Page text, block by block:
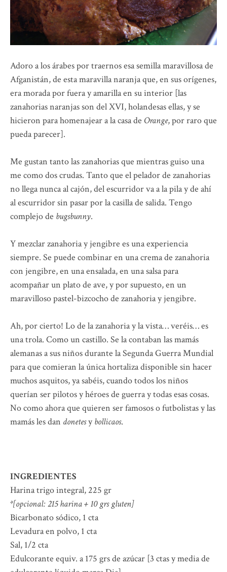
Adoro a los árabes por traernos esa semilla maravillosa de
Afganistán, de esta maravilla naranja que, en sus orígenes,
era morada por fuera y amarilla en su interior [las
zanahorias naranjas son del XVI, holandesas ellas, y se
hicieron para homenajear a la casa de Orange, por raro que
pueda parecer].
Me gustan tanto las zanahorias que mientras guiso una
me como dos crudas. Tanto que el pelador de zanahorias
no llega nunca al cajón, del escurridor va a la pila y de ahí
al escurridor sin pasar por la casilla de salida. Tengo
complejo de bugsbunny.
Y mezclar zanahoria y jengibre es una experiencia
siempre. Se puede combinar en una crema de zanahoria
con jengibre, en una ensalada, en una salsa para
acompañar un plato de ave, y por supuesto, en un
maravilloso pastel-bizcocho de zanahoria y jengibre.
Ah, por cierto! Lo de la zanahoria y la vista… veréis… es
una trola. Como un castillo. Se la contaban las mamás
alemanas a sus niños durante la Segunda Guerra Mundial
para que comieran la única hortaliza disponible sin hacer
muchos asquitos, ya sabéis, cuando todos los niños
querían ser pilotos y héroes de guerra y todas esas cosas.
No como ahora que quieren ser famosos o futbolistas y las
mamás les dan donetesybollicaos.
INGREDIENTES
Harina trigo integral, 225 gr
*[opcional: 215 harina + 10 grs gluten]
Bicarbonato sódico, 1 cta
Levadura en polvo, 1 cta
Sal, 1/2 cta
Edulcorante equiv. a 175 grs de azúcar [3 ctas y media de